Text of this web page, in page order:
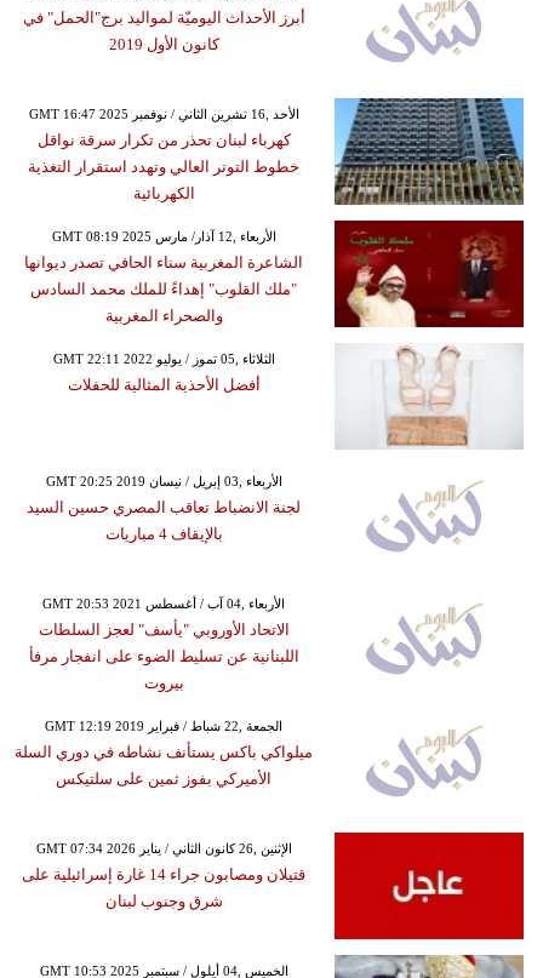
أبرز الأحداث اليوميّة لمواليد برج"الحمل" في
كانون الأول 2019
GMT 16:47 2025 الأحد ,16 تشرين الثاني / نوفمبر
كهرباء لبنان تحذر من تكرار سرقة نواقل
خطوط التوتر العالي وتهدد استقرار التغذية
الكهربائية
GMT 08:19 2025 الأربعاء ,12 آذار/ مارس
الشاعرة المغربية سناء الحافي تصدر ديوانها
"ملك القلوب" إهداءً للملك محمد السادس
والصحراء المغربية
GMT 22:11 2022 الثلاثاء ,05 تموز / يوليو
أفضل الأحذية المثالية للحفلات
GMT 20:25 2019 الأربعاء ,03 إبريل / نيسان
لجنة الانضباط تعاقب المصري حسين السيد
بالإيقاف 4 مباريات
GMT 20:53 2021 الأربعاء ,04 آب / أغسطس
الاتحاد الأوروبي "يأسف" لعجز السلطات
اللبنانية عن تسليط الضوء على انفجار مرفأ
بيروت
GMT 12:19 2019 الجمعة ,22 شباط / فبراير
ميلواكي باكس يستأنف نشاطه في دوري السلة
الأميركي بفوز ثمين على سلتيكس
GMT 07:34 2026 الإثنين ,26 كانون الثاني / يناير
قتيلان ومصابون جراء 14 غارة إسرائيلية على
شرق وجنوب لبنان
GMT 10:53 2025 الخميس ,04 أيلول / سبتمبر